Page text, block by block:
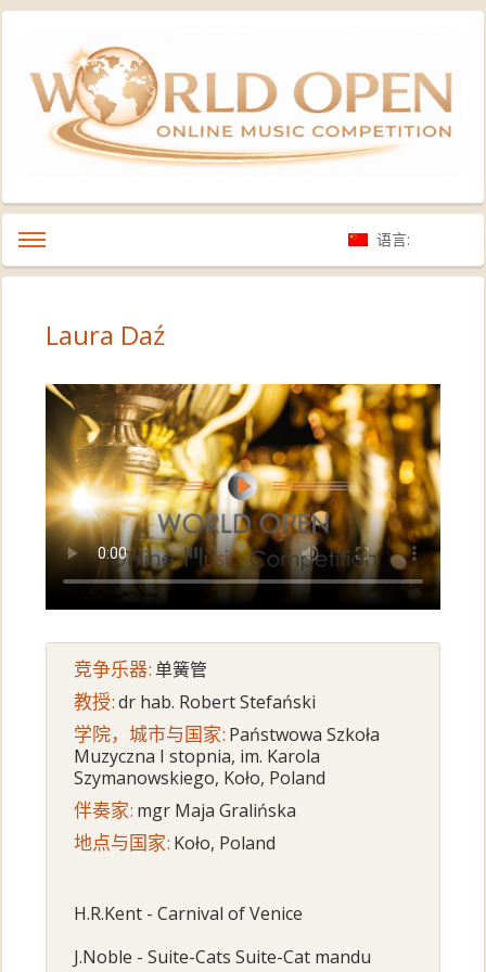
语言:
Laura Daź
竞争乐器:单簧管
教授:dr hab. Robert Stefański
学院，城市与国家: Państwowa Szkoła
Muzyczna I stopnia, im. Karola
Szymanowskiego, Koło, Poland
伴奏家: mgr Maja Gralińska
地点与国家: Koło, Poland
H.R.Kent - Carnival of Venice
J.Noble - Suite-Cats Suite-Cat mandu